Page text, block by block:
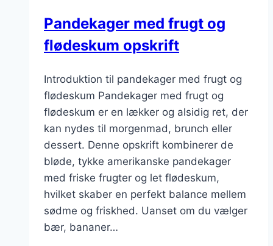
Pandekager med frugt og
flødeskum opskrift
Introduktion til pandekager med frugt og
flødeskum Pandekager med frugt og
flødeskum er en lækker og alsidig ret, der
kan nydes til morgenmad, brunch eller
dessert. Denne opskrift kombinerer de
bløde, tykke amerikanske pandekager
med friske frugter og let flødeskum,
hvilket skaber en perfekt balance mellem
sødme og friskhed. Uanset om du vælger
bær, bananer…